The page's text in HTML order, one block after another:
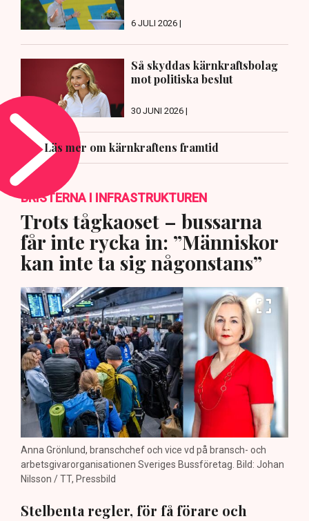
6 JULI 2026 |
Så skyddas kärnkraftsbolag
mot politiska beslut
30 JUNI 2026 |
Läs mer om kärnkraftens framtid
BRISTERNA I INFRASTRUKTUREN
Trots tågkaoset – bussarna
får inte rycka in: ”Människor
kan inte ta sig någonstans”
Anna Grönlund, branschchef och vice vd på bransch- och
arbetsgivarorganisationen Sveriges Bussföretag. Bild: Johan
Nilsson / TT, Pressbild
Stelbenta regler, för få förare och